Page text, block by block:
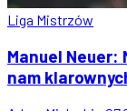
Liga Mistrzów
Manuel Neuer:
nam